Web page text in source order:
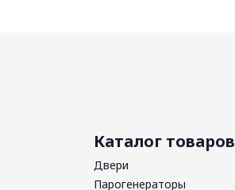
Каталог товаров
Двери
Парогенераторы